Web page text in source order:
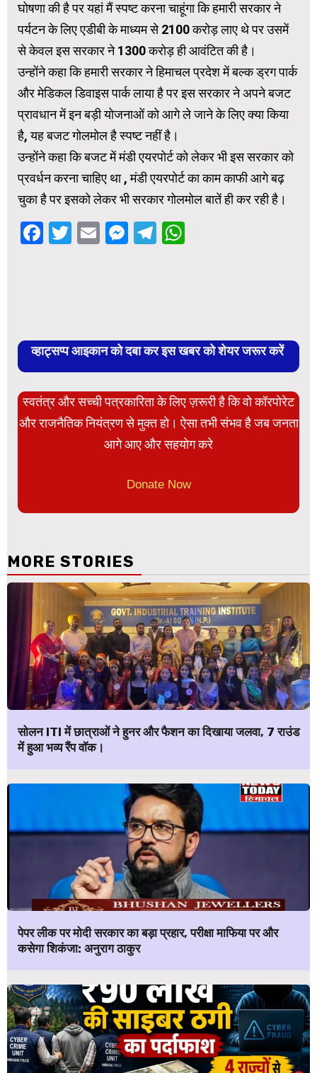
घोषणा की है पर यहां मैं स्पष्ट करना चाहूंगा कि हमारी सरकार ने
पर्यटन के लिए एडीबी के माध्यम से 2100 करोड़ लाए थे पर उसमें
से केवल इस सरकार ने 1300 करोड़ ही आवंटित की है।
उन्होंने कहा कि हमारी सरकार ने हिमाचल प्रदेश में बल्क ड्रग पार्क
और मेडिकल डिवाइस पार्क लाया है पर इस सरकार ने अपने बजट
प्रावधान में इन बड़ी योजनाओं को आगे ले जाने के लिए क्या किया
है, यह बजट गोलमोल है स्पष्ट नहीं है।
उन्होंने कहा कि बजट में मंडी एयरपोर्ट को लेकर भी इस सरकार को
प्रवर्धन करना चाहिए था , मंडी एयरपोर्ट का काम काफी आगे बढ़
चुका है पर इसको लेकर भी सरकार गोलमोल बातें ही कर रही है।
Facebook
Twitter
EmailMessenger
Telegram
व्हाट्सप्प आइकान को दबा कर इस खबर को शेयर जरूर करें
स्वतंत्र और सच्ची पत्रकारिता के लिए ज़रूरी है कि वो कॉरपोरेट
और राजनैतिक नियंत्रण से मुक्त हो। ऐसा तभी संभव है जब जनता
आगे आए और सहयोग करे
Donate Now
MORE STORIES
सोलन ITI में छात्राओं ने हुनर और फैशन का दिखाया जलवा, 7 राउंड
में हुआ भव्य रैंप वॉक।
पेपर लीक पर मोदी सरकार का बड़ा प्रहार, परीक्षा माफिया पर और
कसेगा शिकंजा: अनुराग ठाकुर